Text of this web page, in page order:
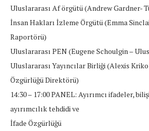
Uluslararası Af örgütü (Andrew Gardner-
İnsan Hakları İzleme Örgütü (Emma
Raportörü)
Uluslararası PEN (Eugene Schoulgin –
Uluslararası Yayıncılar Birliği (Alexis
Özgürlüğü Direktörü)
14:30 – 17:00 PANEL: Ayırımcı ifadeler,
ayırımcılık tehdidi ve
İfade Özgürlüğü